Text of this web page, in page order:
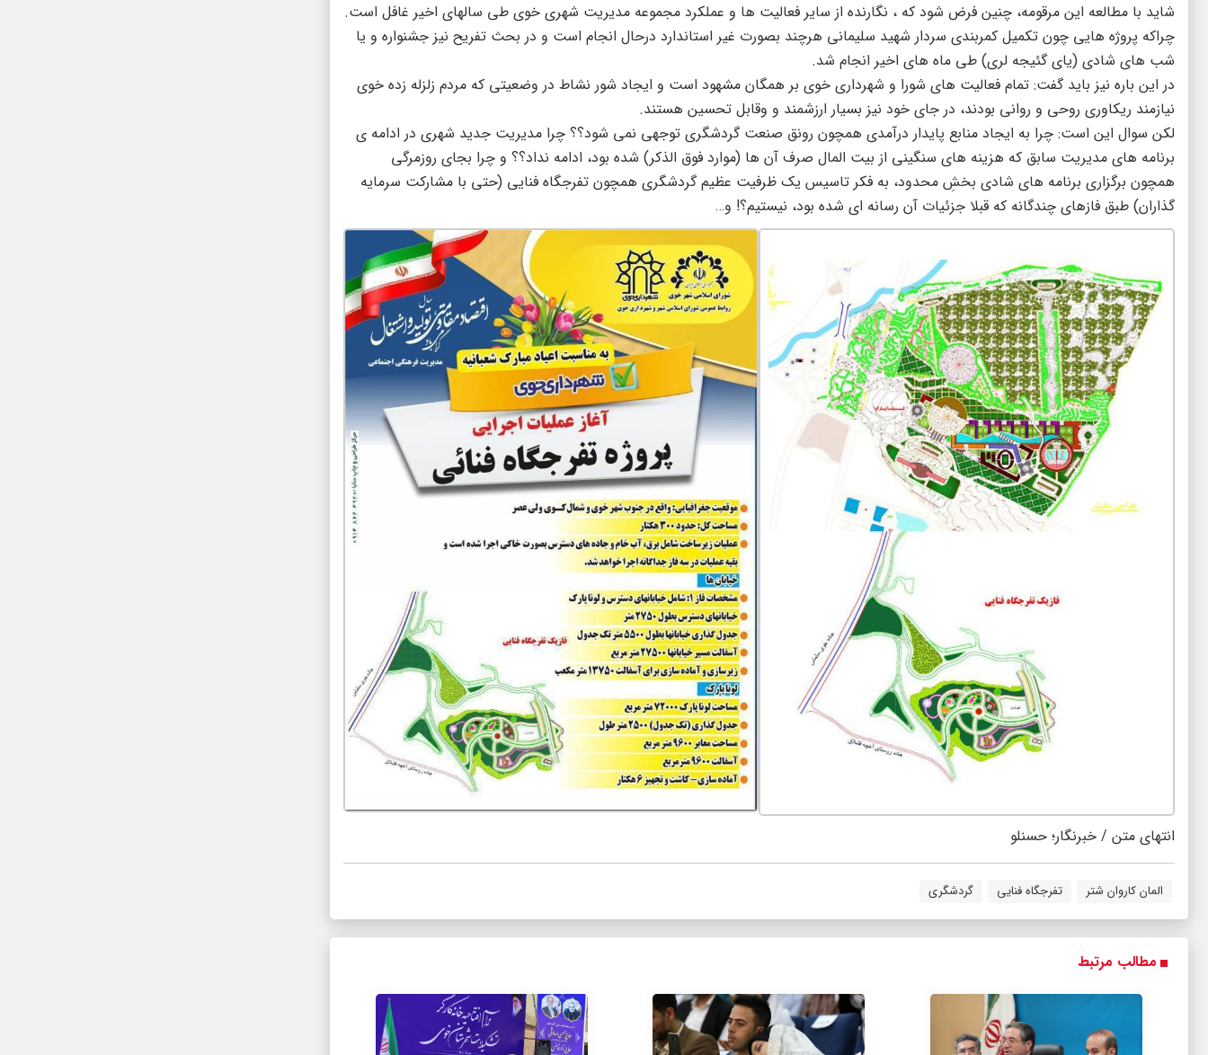
شاید با مطالعه این مرقومه، چنین فرض شود که ، نگارنده از سایر فعالیت ها و عملکرد مجموعه مدیریت شهری خوی طی سالهای اخیر غافل است.
چراکه پروژه هایی چون تکمیل کمربندی سردار شهید سلیمانی هرچند بصورت غیر استاندارد درحال انجام است و در بحث تفریح نیز جشنواره و یا
شب های شادی (یای گئیجه لری) طی ماه های اخیر انجام شد.
در این باره نیز باید گفت: تمام فعالیت های شورا و شهرداری خوی بر همگان مشهود است و ایجاد شور نشاط در وضعیتی که مردم زلزله زده خوی
نیازمند ریکاوری روحی و روانی بودند، در جای خود نیز بسیار ارزشمند و وقابل تحسین هستند.
لکن سوال این است: چرا به ایجاد منابع پایدار درآمدی همچون رونق صنعت گردشگری توجهی نمی شود؟؟ چرا مدیریت جدید شهری در ادامه ی
برنامه های مدیریت سابق که هزینه های سنگینی از بیت المال صرف آن ها (موارد فوق الذکر) شده بود، ادامه نداد؟؟ و چرا بجای روزمرگی
همچون برگزاری برنامه های شادی بخشِ محدود، به فکر تاسیس یک ظرفیت عظیم گردشگری همچون تفرجگاه فنایی (حتی با مشارکت سرمایه
گذاران) طبق فازهای چندگانه که قبلا جزئیات آن رسانه ای شده بود، نیستیم؟! و…
انتهای متن / خبرنگار؛ حسنلو
المان کاروان شتر تفرجگاه فنایی گردشگری
مطالب مرتبط